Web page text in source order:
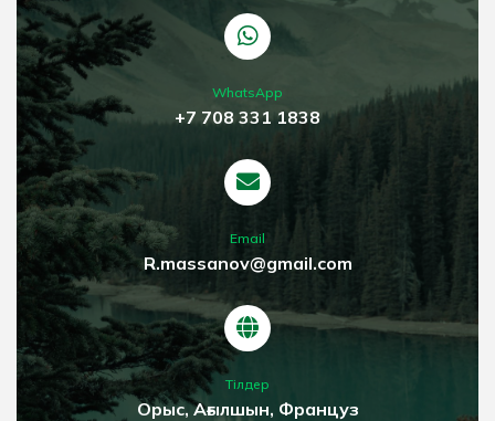
WhatsApp
+7 708 331 1838
Email
R.massanov@gmail.com
Тілдер
Орыс, Ағылшын, Француз